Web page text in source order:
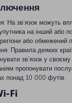
На зв’язок можуть
на інший або
або обмежений
Правила деяких
зв’язок у
пропонувати
понад 10 000 футів.
Fi